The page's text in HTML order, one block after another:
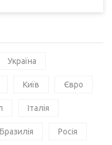
Україна
Київ Євро
Італія
Бразилія Росія